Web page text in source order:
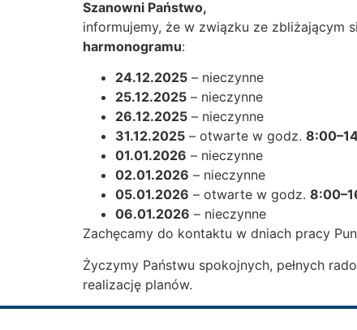
Szanowni Państwo,
informujemy, że w związku ze zbliżającym
harmonogramu:
24.12.2025 – nieczynne
25.12.2025 – nieczynne
26.12.2025 – nieczynne
31.12.2025 – otwarte w godz.
01.01.2026 – nieczynne
02.01.2026 – nieczynne
05.01.2026 – otwarte w godz.
06.01.2026 – nieczynne
Zachęcamy do kontaktu w dniach pracy
Życzymy Państwu spokojnych, pełnych
realizację planów.